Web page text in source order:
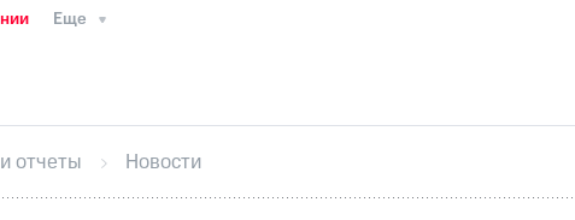
Еще
ИнтервьюФинансовая отчетностьКонтакты
секретарьРаскрытие информации
кабинет акционераАкционерный капитал
отчеты Новости